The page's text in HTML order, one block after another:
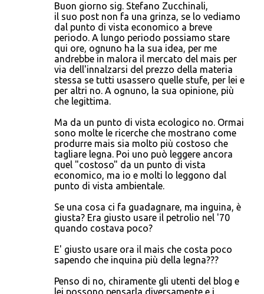
Buon giorno sig. Stefano Zucchinali,
il suo post non fa una grinza, se lo vediamo
dal punto di vista economico a breve
periodo. A lungo periodo possiamo stare
qui ore, ognuno ha la sua idea, per me
andrebbe in malora il mercato del mais per
via dell'innalzarsi del prezzo della materia
stessa se tutti usassero quelle stufe, per lei e
per altri no. A ognuno, la sua opinione, più
che legittima.
Ma da un punto di vista ecologico no. Ormai
sono molte le ricerche che mostrano come
produrre mais sia molto più costoso che
tagliare legna. Poi uno può leggere ancora
quel "costoso" da un punto di vista
economico, ma io e molti lo leggono dal
punto di vista ambientale.
Se una cosa ci fa guadagnare, ma inguina, è
giusta? Era giusto usare il petrolio nel '70
quando costava poco?
E' giusto usare ora il mais che costa poco
sapendo che inquina più della legna???
Penso di no, chiramente gli utenti del blog e
lei possono pensarla diversamente e i